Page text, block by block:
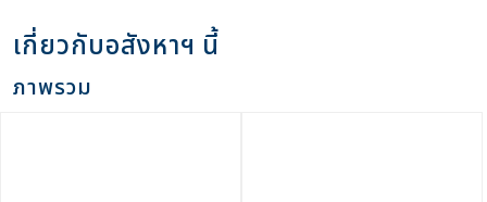
เกี่ยวกับอสังหาฯ นี้
ภาพรวม